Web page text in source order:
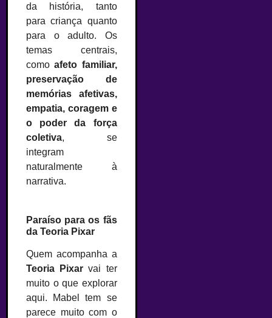
da história, tanto
para criança quanto
para o adulto. Os
temas centrais,
comoafeto familiar,
preservação de
memórias afetivas,
empatia, coragem e
o poder da força
coletiva, se
integram
naturalmente à
narrativa.
Paraíso para os fãs
da Teoria Pixar
Quem acompanha a
Teoria Pixarvai ter
muito o que explorar
aqui. Mabel tem se
parece muito com o